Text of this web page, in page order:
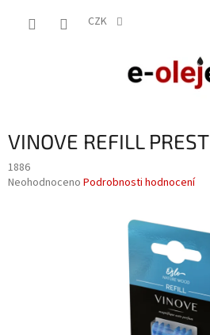
CZK
VINOVE REFILL
1886
Průměrné
Neohodnoceno Podrobnosti hodnocení